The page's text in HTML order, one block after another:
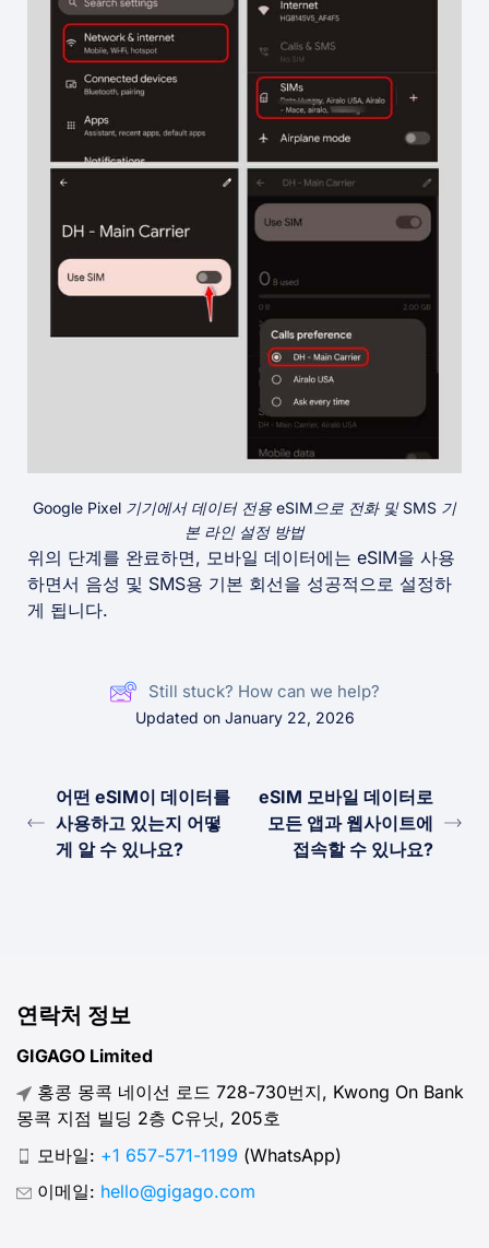
Google Pixel 기기에서 데이터 전용 eSIM으로 전화 및 SMS 기
본 라인 설정 방법
위의 단계를 완료하면, 모바일 데이터에는 eSIM을 사용
하면서 음성 및 SMS용 기본 회선을 성공적으로 설정하
게 됩니다.
Still stuck? How can we help?
Updated on January 22, 2026
어떤 eSIM이 데이터를
사용하고 있는지 어떻
게 알 수 있나요?
eSIM 모바일 데이터로
모든 앱과 웹사이트에
접속할 수 있나요?
연락처 정보
GIGAGO Limited
홍콩 몽콕 네이선 로드 728-730번지, Kwong On Bank
몽콕 지점 빌딩 2층 C유닛, 205호
모바일: +1 657-571-1199 (WhatsApp)
이메일: hello@gigago.com